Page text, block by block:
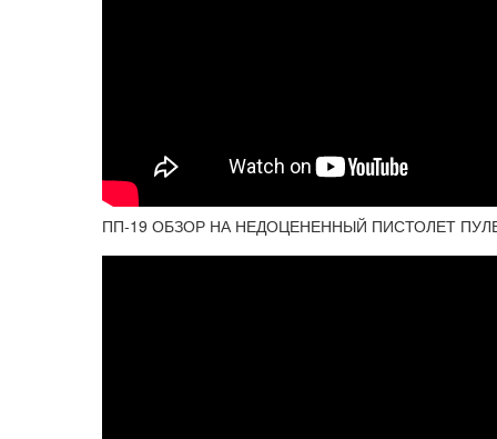
ПП-19 ОБЗОР НА НЕДОЦЕНЕННЫЙ ПИСТОЛЕТ